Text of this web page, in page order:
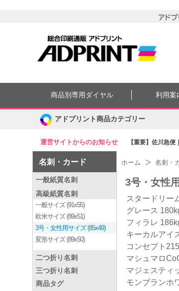
運営サイトからのお知らせ 【重要】佐川急
商品別専用ダイヤル 利用案
アドプリント商品カテゴリー
名刺・カード
一般紙質名刺
高級紙質名刺
一般サイズ (91x55)
欧米サイズ (89x51)
3号・女性用サイズ (85x49)
変形サイズ (89x50)
二つ折り名刺
三つ折り名刺
商品タグ
ホーム 名刺・
3号・女性
スタードリー
グレース
フィラレ
キーカルアイ
コンセプト
マシュマロ
マジェスティ
モンブランホ